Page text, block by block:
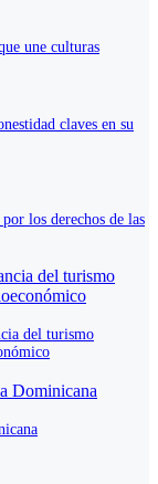
une culturas
claves en su
los derechos de las
del turismo